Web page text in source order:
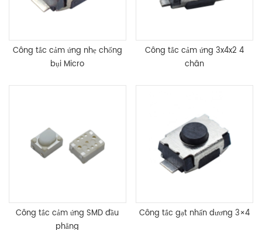
Công tắc cảm ứng nhẹ chống
bụi Micro
Công tắc cảm ứng 3x4x2 4
chân
Công tắc cảm ứng SMD đầu
phẳng
Công tắc gạt nhấn dương 3×4